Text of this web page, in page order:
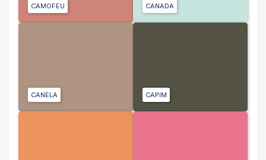
CAMOFEU CANADA
CANELA CAPIM